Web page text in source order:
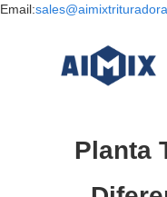
Email:
Planta